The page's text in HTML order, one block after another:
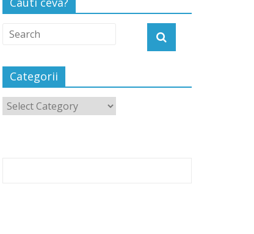
Categorii